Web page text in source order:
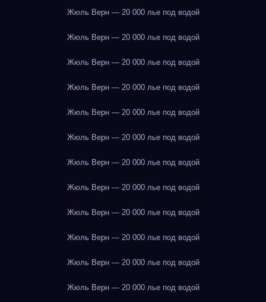
Жюль Верн — 20 000 лье под водой
Жюль Верн — 20 000 лье под водой
Жюль Верн — 20 000 лье под водой
Жюль Верн — 20 000 лье под водой
Жюль Верн — 20 000 лье под водой
Жюль Верн — 20 000 лье под водой
Жюль Верн — 20 000 лье под водой
Жюль Верн — 20 000 лье под водой
Жюль Верн — 20 000 лье под водой
Жюль Верн — 20 000 лье под водой
Жюль Верн — 20 000 лье под водой
Жюль Верн — 20 000 лье под водой